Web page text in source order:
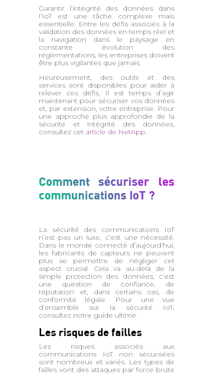
Garantir l’intégrité des données dans
l’IoT est une tâche complexe mais
essentielle. Entre les défis associés à la
validation des données en temps réel et
la navigation dans le paysage en
constante évolution des
réglementations, les entreprises doivent
être plus vigilantes que jamais.
Heureusement, des outils et des
services sont disponibles pour aider à
relever ces défis. Il est temps d’agir
maintenant pour sécuriser vos données
et, par extension, votre entreprise. Pour
une approche plus approfondie de la
sécurité et intégrité des données,
consultez cet article de NetApp.
Comment sécuriser les
communications IoT ?
La sécurité des communications IoT
n’est pas un luxe, c’est une nécessité.
Dans le monde connecté d’aujourd’hui,
les fabricants de capteurs ne peuvent
plus se permettre de négliger cet
aspect crucial. Cela va au-delà de la
simple protection des données; c’est
une question de confiance, de
réputation et, dans certains cas, de
conformité légale. Pour une vue
d’ensemble sur la sécurité IoT,
consultez notre guide ultime.
Les risques de failles
Les risques associés aux
communications IoT non sécurisées
sont nombreux et variés. Les types de
failles vont des attaques par force brute